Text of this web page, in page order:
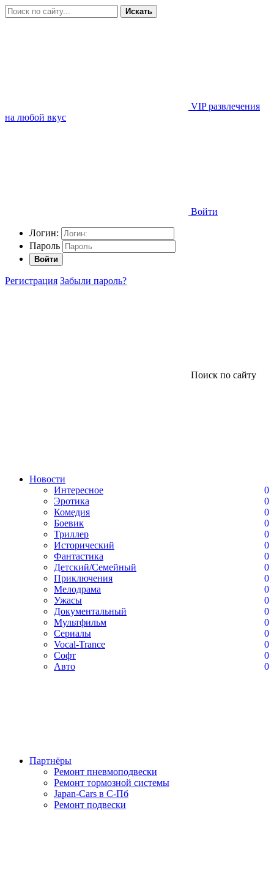
Искать
VIP развлечения
на любой вкус
Войти
Логин:
Пароль
Войти
Регистрация Забыли пароль?
Поиск по сайту
Новости
Интересное
0
Эротика
0
Комедия
0
Боевик
0
Триллер
0
Исторический
0
Фантастика
0
Детский/Семейный
0
Приключения
0
Мелодрама
0
Ужасы
0
Документальный
0
Мультфильм
0
Сериалы
0
Vocal-Trance
0
Софт
0
Авто
0
Партнёры
Ремонт пневмоподвески
Ремонт тормозной системы
Japan-Cars в С-Пб
Ремонт подвески